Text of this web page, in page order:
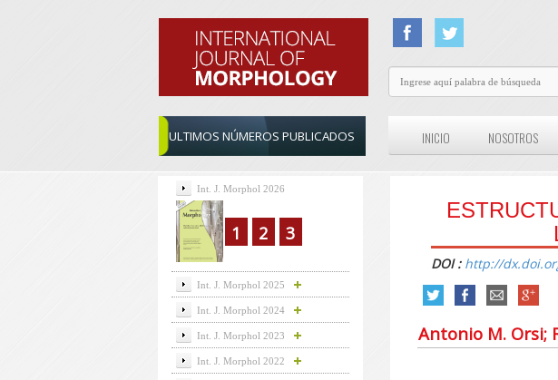
ULTIMOS NÚMEROS PUBLICADOS INICIO NOSOTROS
DOI : http://
Antonio M. Orsi;
Int. J. Morphol 2026
1 2 3
Int. J. Morphol 2025
Int. J. Morphol 2024
Int. J. Morphol 2023
Int. J. Morphol 2022